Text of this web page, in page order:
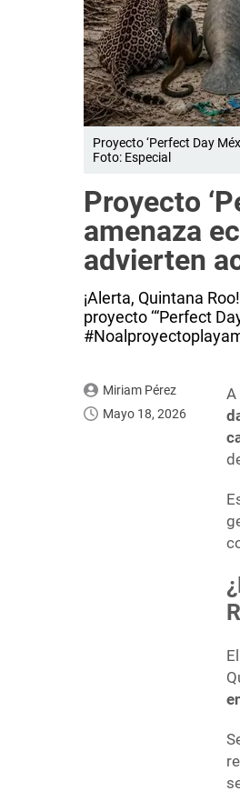
Proyecto ‘Perfect Day
Foto: Especial
Proyecto
amenaza
advierten
¡Alerta, Quintana
proyecto ‘“Perfect
Miriam Pérez
Mayo 18, 2026
A